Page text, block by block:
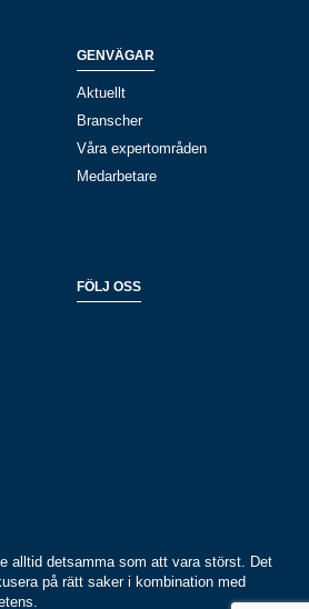
GENVÄGAR
Aktuellt
Branscher
Våra expertområden
Medarbetare
FÖLJ OSS
alltid detsamma som att vara störst. Det
på rätt saker i kombination med